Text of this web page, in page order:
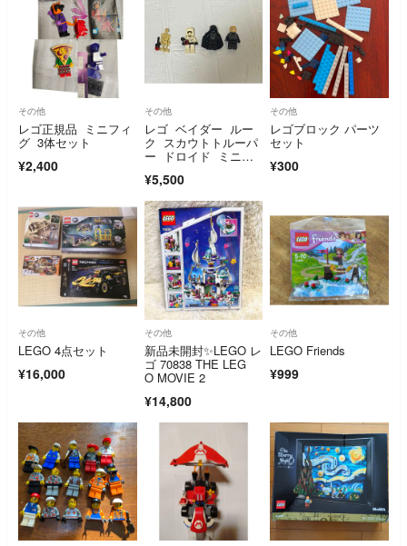
その他
レゴ正規品 ミニフィ
グ 3体セット
¥2,400
その他
レゴ ベイダー ルー
ク スカウトトルーパ
ー ドロイド ミニフ
¥5,500
その他
レゴブロック パーツ
セット
¥300
その他
LEGO 4点セット
¥16,000
その他
新品未開封✨LEGO レ
ゴ 70838 THE LEG
O MOVIE 2
¥14,800
その他
LEGO Friends
¥999